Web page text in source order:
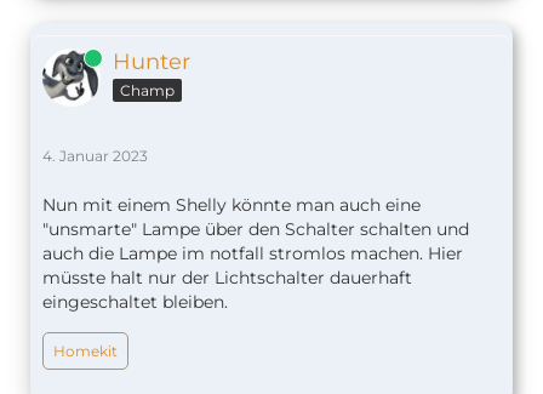
Online Hunter
Champ
4. Januar 2023
Nun mit einem Shelly könnte man auch eine
"unsmarte" Lampe über den Schalter schalten und
auch die Lampe im notfall stromlos machen. Hier
müsste halt nur der Lichtschalter dauerhaft
eingeschaltet bleiben.
Homekit